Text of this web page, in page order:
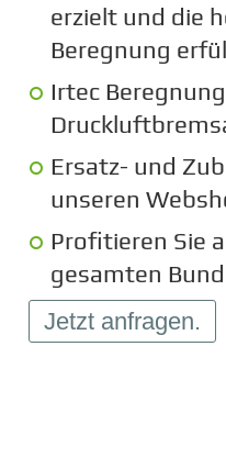
erzielt und die
Beregnung
Irtec
Ersatz- und
unseren
Profitieren Sie
gesamten
Jetzt anfragen.